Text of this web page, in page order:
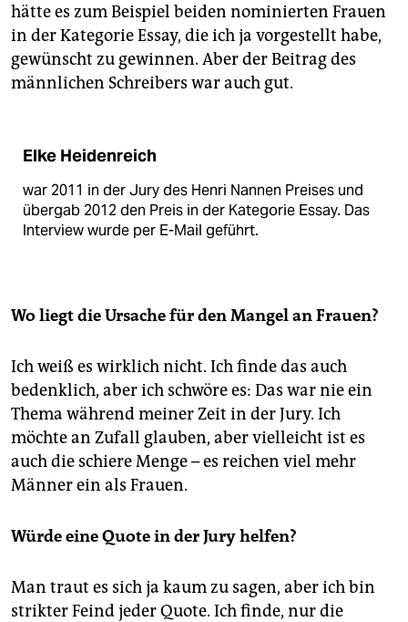
hätte es zum Beispiel beiden nominierten Frauen
in der Kategorie Essay, die ich ja vorgestellt habe,
gewünscht zu gewinnen. Aber der Beitrag des
männlichen Schreibers war auch gut.
Elke Heidenreich
war 2011 in der Jury des Henri Nannen Preises und
übergab 2012 den Preis in der Kategorie Essay. Das
Interview wurde per E-Mail geführt.
Wo liegt die Ursache für den Mangel an Frauen?
Ich weiß es wirklich nicht. Ich finde das auch
bedenklich, aber ich schwöre es: Das war nie ein
Thema während meiner Zeit in der Jury. Ich
möchte an Zufall glauben, aber vielleicht ist es
auch die schiere Menge – es reichen viel mehr
Männer ein als Frauen.
Würde eine Quote in der Jury helfen?
Man traut es sich ja kaum zu sagen, aber ich bin
strikter Feind jeder Quote. Ich finde, nur die